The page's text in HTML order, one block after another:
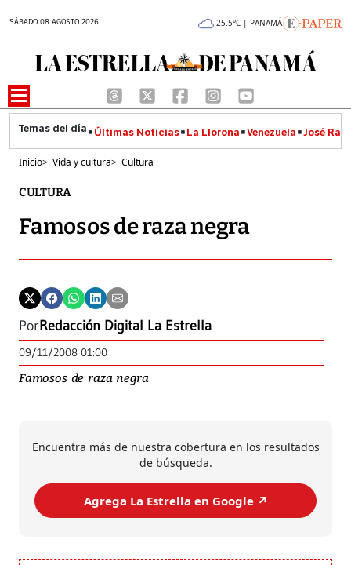
SÁBADO 08 AGOSTO 2026 25.5°C | PANAMÁ
Últimas Noticias La Llorona Venezuela José
Inicio> Vida y cultura> Cultura
CULTURA
Famosos de raza negra
PorRedacción Digital La Estrella
09/11/2008 01:00
Famosos de raza negra
Encuentra más de nuestra cobertura en los resultados
de búsqueda.
Agrega La Estrella en Google ↗️